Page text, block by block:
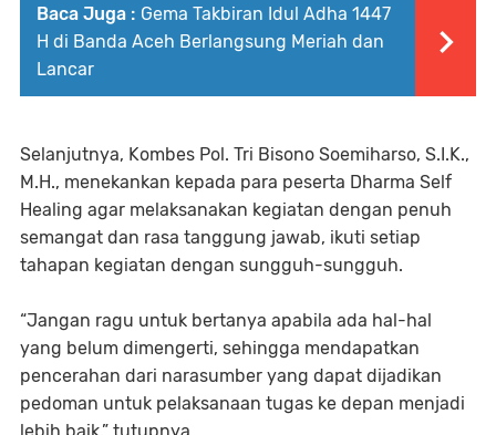
Baca Juga : Gema Takbiran Idul Adha 1447
H di Banda Aceh Berlangsung Meriah dan
Lancar
Selanjutnya, Kombes Pol. Tri Bisono Soemiharso, S.I.K.,
M.H., menekankan kepada para peserta Dharma Self
Healing agar melaksanakan kegiatan dengan penuh
semangat dan rasa tanggung jawab, ikuti setiap
tahapan kegiatan dengan sungguh-sungguh.
“Jangan ragu untuk bertanya apabila ada hal-hal
yang belum dimengerti, sehingga mendapatkan
pencerahan dari narasumber yang dapat dijadikan
pedoman untuk pelaksanaan tugas ke depan menjadi